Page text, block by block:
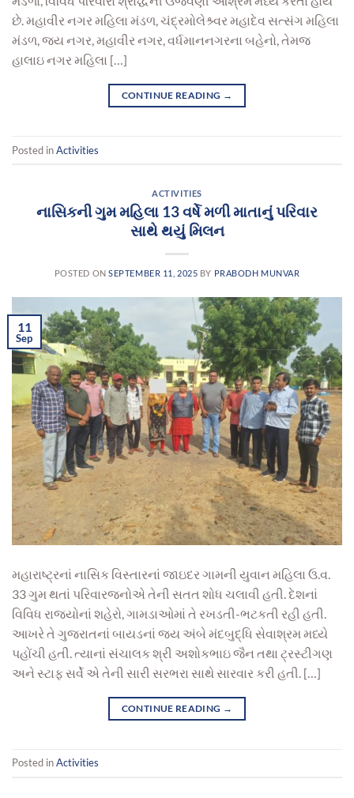
છે. મહાવીર નગર મહિલા મંડળ, ચંદ્રમોલેશ્ર્વર મહાદેવ સત્સંગ મહિલા
મંડળ, જય નગર, મહાવીર નગર, વર્ધમાનનગરના બહેનો, તેમજ
હાલાઇ નગર મહિલા […]
CONTINUE READING →
Posted inActivities
ACTIVITIES
નાસિકની ગુમ મહિલા 13 વર્ષે મળી માતાનું પરિવાર
સાથે થયું મિલન
POSTED ONSEPTEMBER 11, 2025 BY PRABODH MUNVAR
11
Sep
મહારાષ્ટ્રનાં નાસિક વિસ્તારનાં જાઇદર ગામની યુવાન મહિલા ઉ.વ.
33 ગુમ થતાં પરિવારજનોએ તેની સતત શોધ ચલાવી હતી. દેશનાં
વિવિધ રાજ્યોનાં શહેરો, ગામડાઓમાં તે રખડતી-ભટકતી રહી હતી.
આખરે તે ગુજરાતનાં બાયડનાં જય અંબે મંદબુદ્ધિ સેવાશ્રમ મધ્યે
પહોંચી હતી. ત્યાનાં સંચાલક શ્રી અશોકભાઇ જૈન તથા ટ્રસ્ટીગણ
અને સ્ટાફ સર્વે એ તેની સારી સરભરા સાથે સારવાર કરી હતી. […]
CONTINUE READING →
Posted inActivities